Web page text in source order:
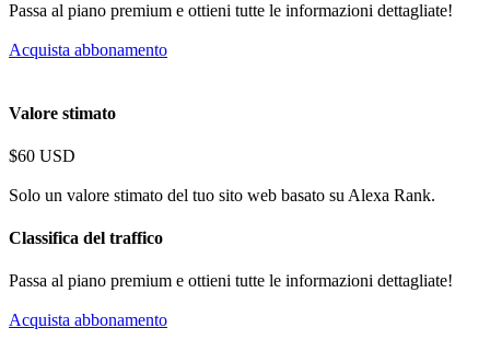
Passa al piano premium e ottieni tutte le informazioni dettagliate!
Acquista abbonamento
Valore stimato
$60 USD
Solo un valore stimato del tuo sito web basato su Alexa Rank.
Classifica del traffico
Passa al piano premium e ottieni tutte le informazioni dettagliate!
Acquista abbonamento